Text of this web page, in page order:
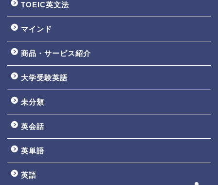
TOEIC英文法
マインド
商品・サービス紹介
大学受験英語
未分類
英会話
英単語
英語
TOEIC3ヵ月で800点講座